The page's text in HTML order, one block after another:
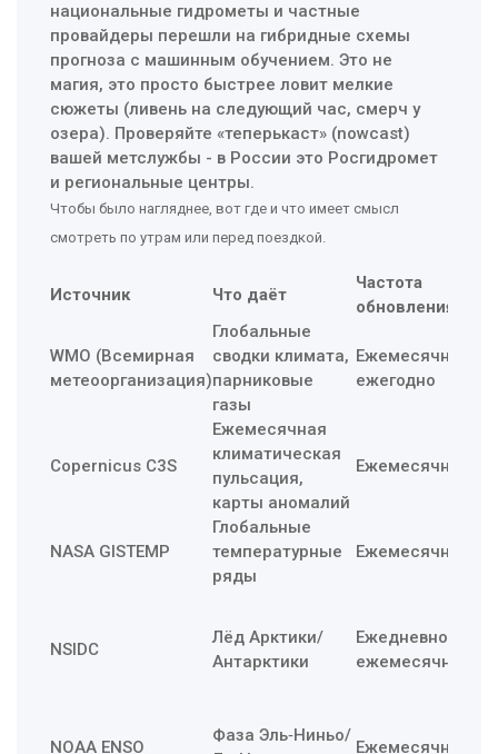
национальные гидрометы и частные
провайдеры перешли на гибридные схемы
прогноза с машинным обучением. Это не
магия, это просто быстрее ловит мелкие
сюжеты (ливень на следующий час, смерч у
озера). Проверяйте «теперькаст» (nowcast)
вашей метслужбы - в России это Росгидромет
и региональные центры.
Чтобы было нагляднее, вот где и что имеет смысл
смотреть по утрам или перед поездкой.
Источник Что даёт
Частота
обновления
WMO (Всемирная
метеоорганизация)
Глобальные
сводки климата,
парниковые
газы
Ежемесячно/
ежегодно
Copernicus C3S
Ежемесячная
климатическая
пульсация,
карты аномалий
Ежемесячно
NASA GISTEMP
Глобальные
температурные
ряды
Ежемесячно
NSIDC
Лёд Арктики/
Антарктики
Ежедневно/
ежемесячно
NOAA ENSO
Фаза Эль‑Ниньо/
Ежемесячно